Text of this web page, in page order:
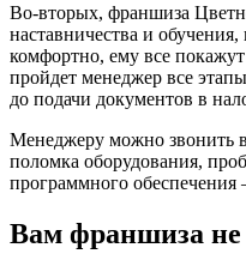
Во-вторых, франшиза
наставничества и
комфортно, ему все
пройдет менеджер все
до подачи документов в
Менеджеру можно звонить
поломка оборудования,
программного
Вам франшиза не